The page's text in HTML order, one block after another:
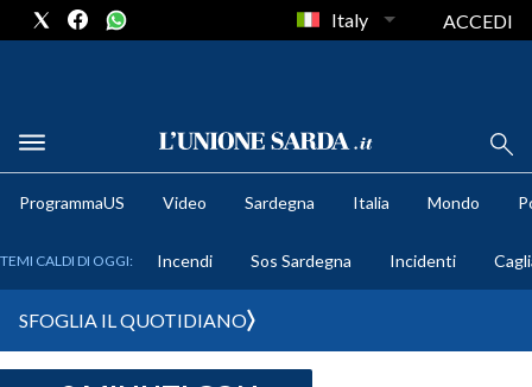
METEO
Italy ACCEDI
ProgrammaUS Video Sardegna Italia Mondo
TEMI CALDI DI OGGI: Incendi Sos Sardegna Incidenti
SFOGLIA IL QUOTIDIANO